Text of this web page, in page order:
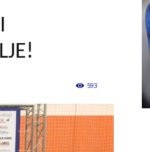
593